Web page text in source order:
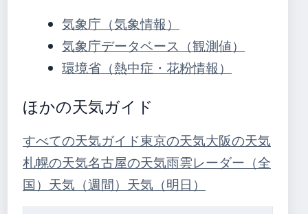
気象庁（気象情報）
気象庁データベース（観測値）
環境省（熱中症・花粉情報）
ほかの天気ガイド
すべての天気ガイド東京の天気大阪の天気
札幌の天気名古屋の天気雨雲レーダー（全
国） 天気（週間） 天気（明日）